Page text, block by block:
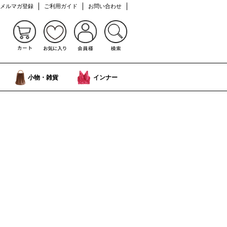
お問い合わせ
ご利用ガイド
メルマガ登録
小物・雑貨 インナー